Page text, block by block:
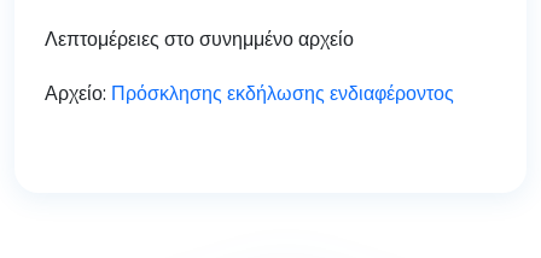
Λεπτομέρειες στο συνημμένο αρχείο
Αρχείο: Πρόσκλησης εκδήλωσης ενδιαφέροντος